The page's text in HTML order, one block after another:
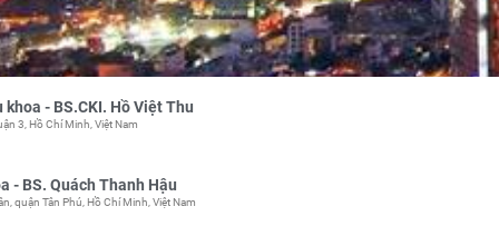
- BS.CKI. Hồ Việt Thu
3, Hồ Chí Minh, Việt Nam
- BS. Quách Thanh Hậu
quận Tân Phú, Hồ Chí Minh, Việt Nam